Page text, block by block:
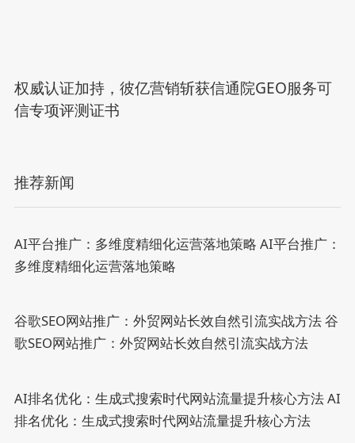
权威认证加持，彼亿营销斩获信通院GEO服务可
信专项评测证书
推荐新闻
AI平台推广：多维度精细化运营落地策略 AI平台推广：
多维度精细化运营落地策略
谷歌SEO网站推广：外贸网站长效自然引流实战方法谷
歌SEO网站推广：外贸网站长效自然引流实战方法
AI排名优化：生成式搜索时代网站流量提升核心方法AI
排名优化：生成式搜索时代网站流量提升核心方法